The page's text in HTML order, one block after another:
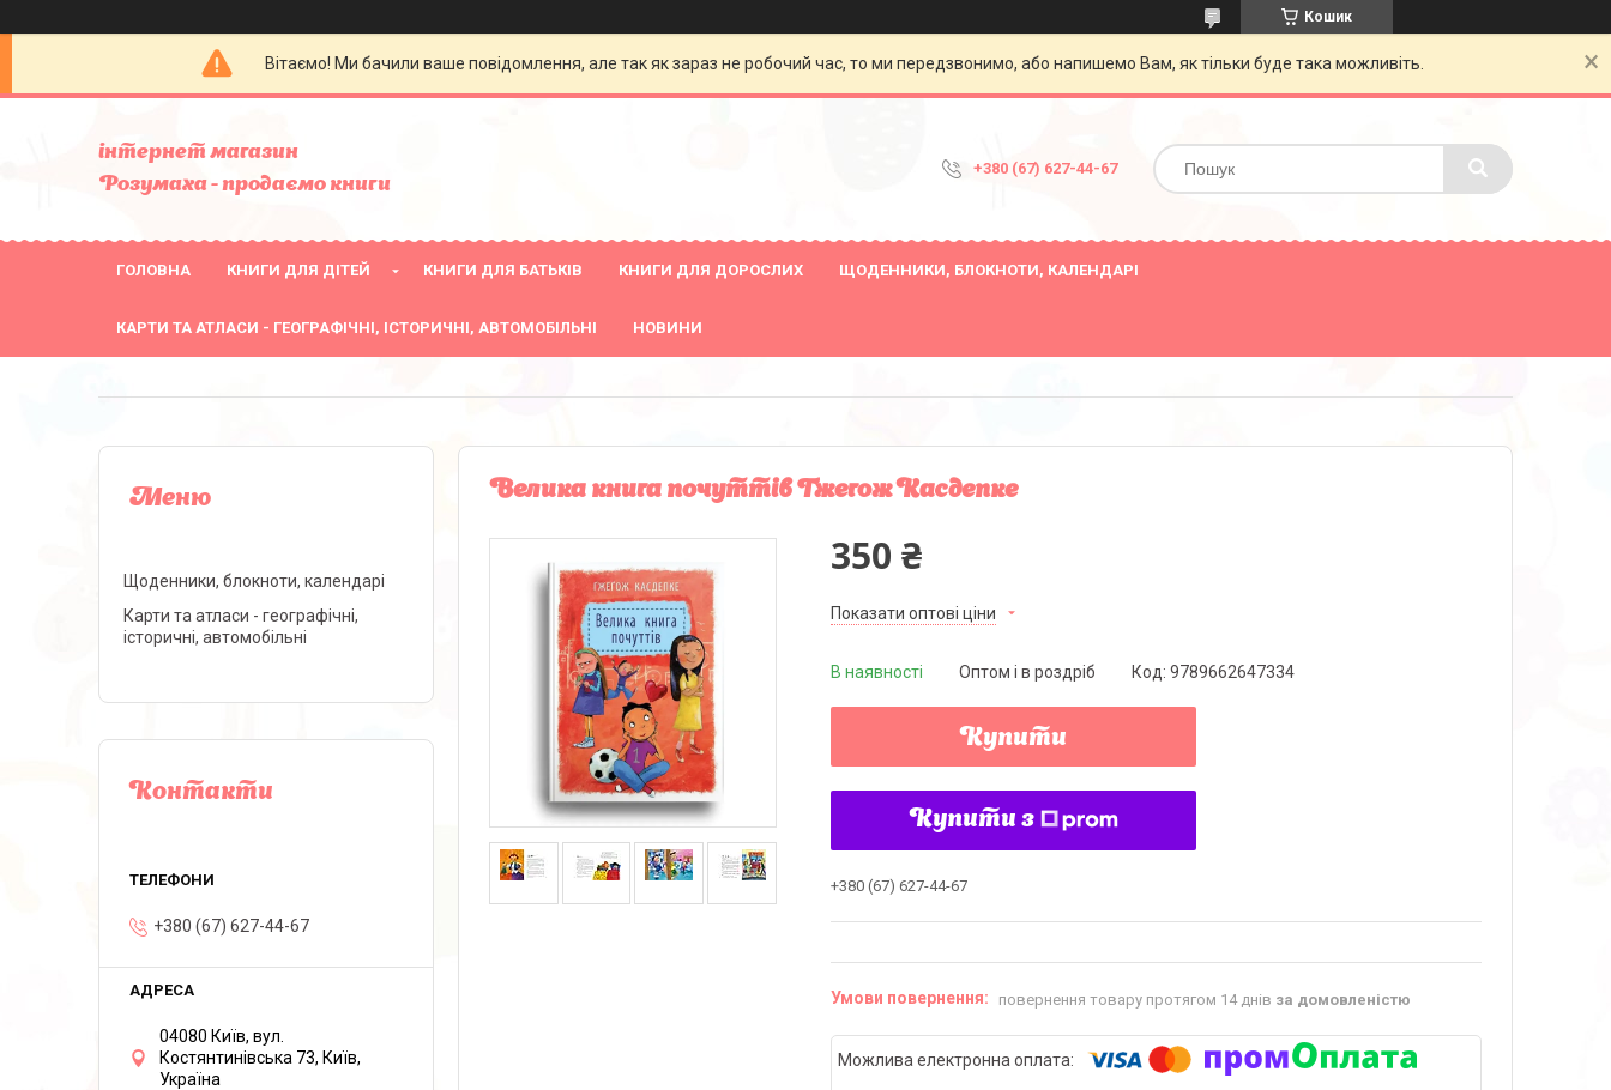
Кошик
Вітаємо! Ми бачили ваше повідомлення, але так як зараз не робочий час, то ми передзвонимо, або напишемо Вам, як тільки буде така можливіть.
інтернет магазин
Розумаха - продаємо книги
+380 (67) 627-44-67
ГОЛОВНА КНИГИ ДЛЯ ДІТЕЙ КНИГИ ДЛЯ БАТЬКІВ КНИГИ ДЛЯ ДОРОСЛИХ ЩОДЕННИКИ, БЛОКНОТИ, КАЛЕНДАРІ
КАРТИ ТА АТЛАСИ - ГЕОГРАФІЧНІ, ІСТОРИЧНІ, АВТОМОБІЛЬНІ НОВИНИ
Велика книга почуттів Гжегож Касдепке
350 ₴
Показати оптові ціни
В наявності Оптом і в роздріб Код: 9789662647334
Купити
Купити з
+380 (67) 627-44-67
повернення товару протягом 14 днів за домовленістю
Щоденники, блокноти, календарі
Карти та атласи - географічні,
історичні, автомобільні
Контакти
+380 (67) 627-44-67
04080 Київ, вул.
Костянтинівська 73, Київ,
Україна